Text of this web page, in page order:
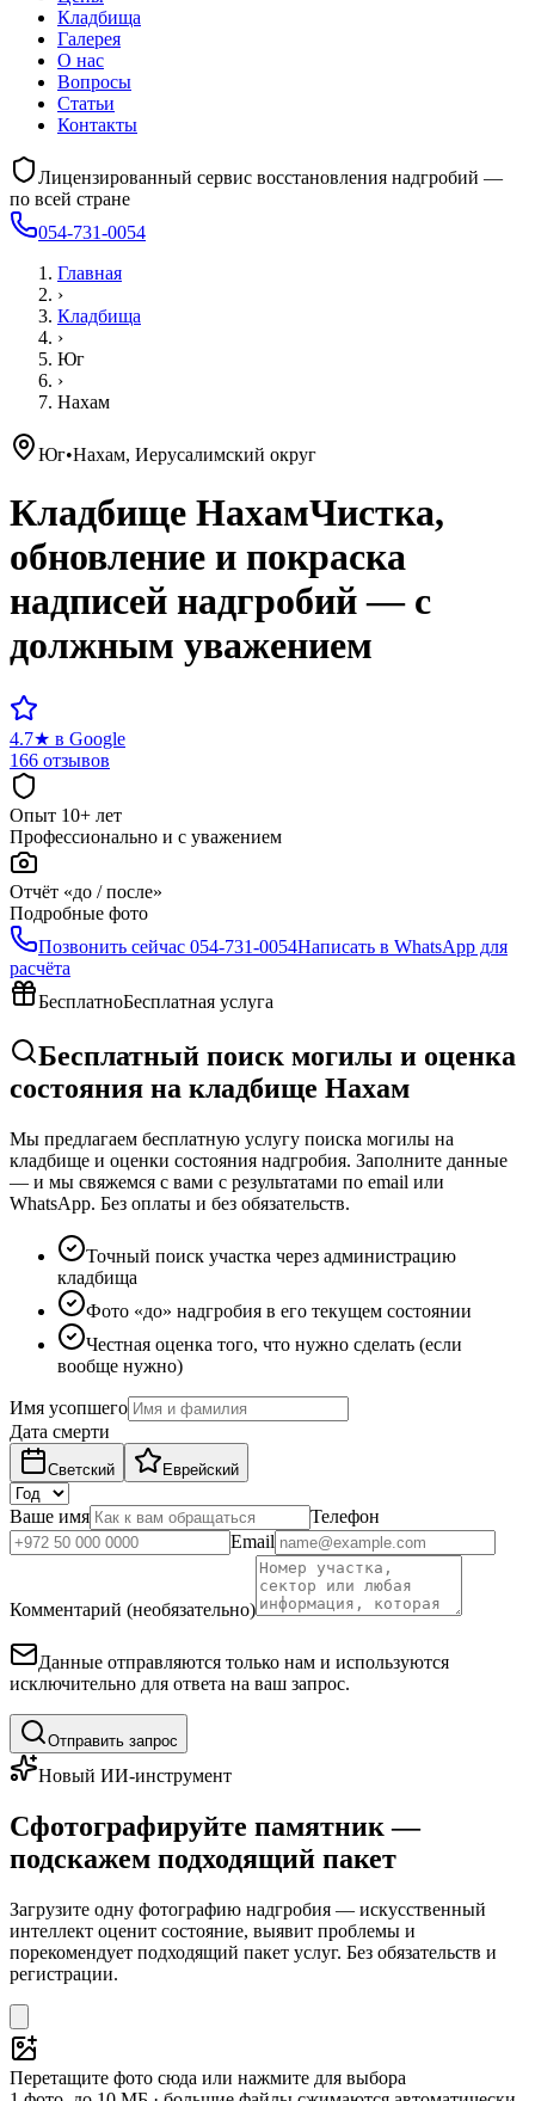
Кладбища
Галерея
О нас
Вопросы
Статьи
Контакты
Лицензированный сервис восстановления надгробий —
по всей стране
054-731-0054
Главная
›
Кладбища
›
Юг
›
Нахам
Юг•Нахам, Иерусалимский округ
Кладбище НахамЧистка,
обновление и покраска
надписей надгробий — с
должным уважением
4.7★ в Google
166 отзывов
Опыт 10+ лет
Профессионально и с уважением
Отчёт «до / после»
Подробные фото
Позвонить сейчас 054-731-0054Написать в WhatsApp для
расчёта
БесплатноБесплатная услуга
Бесплатный поиск могилы и оценка
состояния на кладбище Нахам
Мы предлагаем бесплатную услугу поиска могилы на
кладбище и оценки состояния надгробия. Заполните данные
— и мы свяжемся с вами с результатами по email или
WhatsApp. Без оплаты и без обязательств.
Точный поиск участка через администрацию
кладбища
Фото «до» надгробия в его текущем состоянии
Честная оценка того, что нужно сделать (если
вообще нужно)
Имя усопшего
Дата смерти
Светский Еврейский
Ваше имя
Телефон
Email
Комментарий (необязательно)
Данные отправляются только нам и используются
исключительно для ответа на ваш запрос.
Отправить запрос
Новый ИИ-инструмент
Сфотографируйте памятник —
подскажем подходящий пакет
Загрузите одну фотографию надгробия — искусственный
интеллект оценит состояние, выявит проблемы и
порекомендует подходящий пакет услуг. Без обязательств и
регистрации.
Перетащите фото сюда или нажмите для выбора